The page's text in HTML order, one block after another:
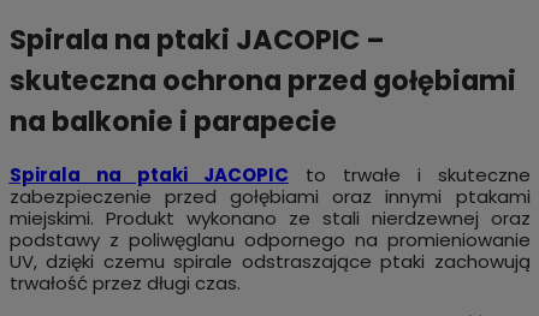
Spirala na ptaki JACOPIC –
skuteczna ochrona przed gołębiami
na balkonie i parapecie
Spirala na ptaki JACOPIC to trwałe i skuteczne
zabezpieczenie przed gołębiami oraz innymi ptakami
miejskimi. Produkt wykonano ze stali nierdzewnej oraz
podstawy z poliwęglanu odpornego na promieniowanie
UV, dzięki czemu spirale odstraszające ptaki zachowują
trwałość przez długi czas.